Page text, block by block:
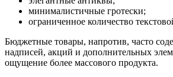
минималистичные гротески;
ограниченное количество
Бюджетные товары, напротив, часто
надписей, акций и дополнительных
ощущение более массового продукта.